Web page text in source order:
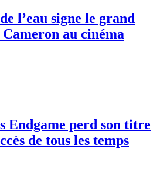
l’eau signe le grand
au cinéma
Endgame perd son titre
de tous les temps